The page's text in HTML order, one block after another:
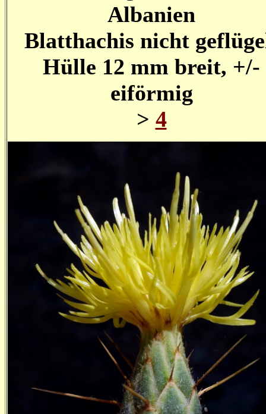
Albanien
Blatthachis nicht
Hülle 12 mm breit, +/-
eiförmig
> 4